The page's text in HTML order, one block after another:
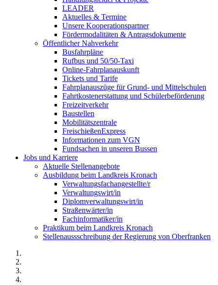
LEADER
Aktuelles & Termine
Unsere Kooperationspartner
Fördermodalitäten & Antragsdokumente
Öffentlicher Nahverkehr
Busfahrpläne
Rufbus und 50/50-Taxi
Online-Fahrplanauskunft
Tickets und Tarife
Fahrplanauszüge für Grund- und Mittelschulen
Fahrtkostenerstattung und Schülerbeförderung
Freizeitverkehr
Baustellen
Mobilitätszentrale
FreischießenExpress
Informationen zum VGN
Fundsachen in unseren Bussen
Jobs und Karriere
Aktuelle Stellenangebote
Ausbildung beim Landkreis Kronach
Verwaltungsfachangestellte/r
Verwaltungswirt/in
Diplomverwaltungswirt/in
Straßenwärter/in
Fachinformatiker/in
Praktikum beim Landkreis Kronach
Stellenaussschreibung der Regierung von Oberfranken